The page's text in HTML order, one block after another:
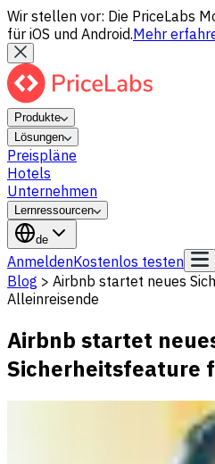
Wir stellen vor: Die PriceLabs
für iOS und Android.Mehr
Produkte
Lösungen
Preispläne
Hotels
Unternehmen
Lernressourcen
de
AnmeldenKostenlos testen
Blog > Airbnb startet neues
Alleinreisende
Airbnb startet
Sicherheitsfeature